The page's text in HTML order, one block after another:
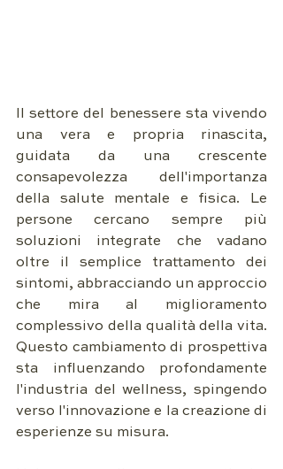
Il settore del benessere sta vivendo
una vera e propria rinascita,
guidata da una crescente
consapevolezza dell'importanza
della salute mentale e fisica. Le
persone cercano sempre più
soluzioni integrate che vadano
oltre il semplice trattamento dei
sintomi, abbracciando un approccio
che mira al miglioramento
complessivo della qualità della vita.
Questo cambiamento di prospettiva
sta influenzando profondamente
l'industria del wellness, spingendo
verso l'innovazione e la creazione di
esperienze su misura.